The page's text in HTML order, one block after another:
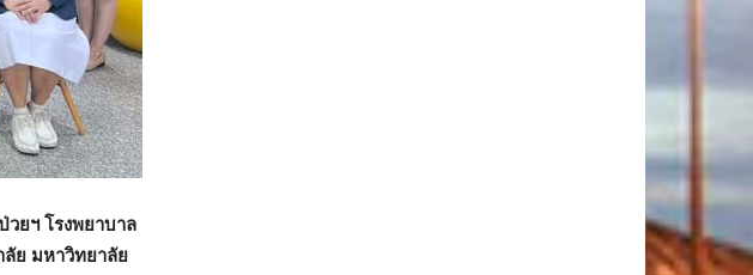
วยฯ โรงพยาบาล
ย มหาวิทยาลัย